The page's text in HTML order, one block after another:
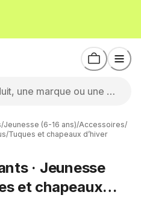
/Jeunesse (6-16 ans)/Accessoires/
/Tuques et chapeaux d’hiver
· Jeunesse
et chapeaux